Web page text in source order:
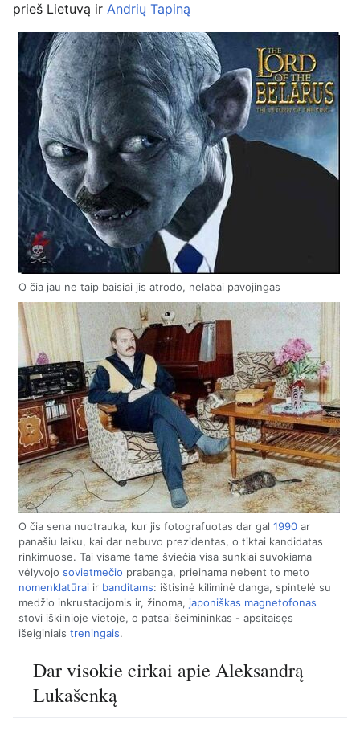
prieš Lietuvą ir Andrių Tapiną
O čia jau ne taip baisiai jis atrodo, nelabai pavojingas
O čia sena nuotrauka, kur jis fotografuotas dar gal 1990 ar
panašiu laiku, kai dar nebuvo prezidentas, o tiktai kandidatas
rinkimuose. Tai visame tame šviečia visa sunkiai suvokiama
vėlyvojo sovietmečio prabanga, prieinama nebent to meto
nomenklatūrai ir banditams: ištisinė kiliminė danga, spintelė su
medžio inkrustacijomis ir, žinoma, japoniškas magnetofonas
stovi iškilnioje vietoje, o patsai šeimininkas - apsitaisęs
išeiginiais treningais.
Dar visokie cirkai apie Aleksandrą
Lukašenką